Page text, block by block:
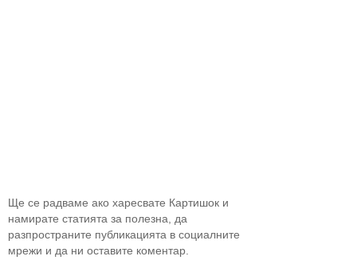
Ще се радваме ако харесвате Картишок и
намирате статията за полезна, да
разпространите публикацията в социалните
мрежи и да ни оставите коментар.